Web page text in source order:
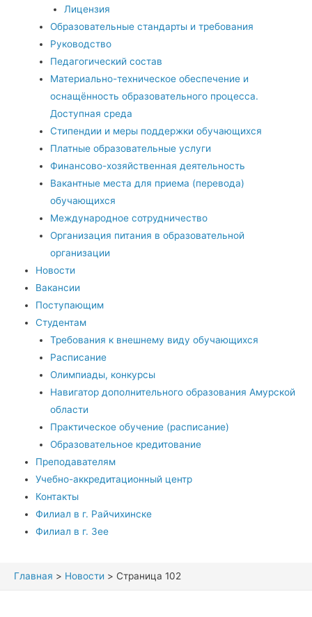
Лицензия
Образовательные стандарты и требования
Руководство
Педагогический состав
Материально-техническое обеспечение и
оснащённость образовательного процесса.
Доступная среда
Стипендии и меры поддержки обучающихся
Платные образовательные услуги
Финансово-хозяйственная деятельность
Вакантные места для приема (перевода)
обучающихся
Международное сотрудничество
Организация питания в образовательной
организации
Новости
Вакансии
Поступающим
Студентам
Требования к внешнему виду обучающихся
Расписание
Олимпиады, конкурсы
Навигатор дополнительного образования Амурской
области
Практическое обучение (расписание)
Образовательное кредитование
Преподавателям
Учебно-аккредитационный центр
Контакты
Филиал в г. Райчихинске
Филиал в г. Зее
Главная Новости Страница 102